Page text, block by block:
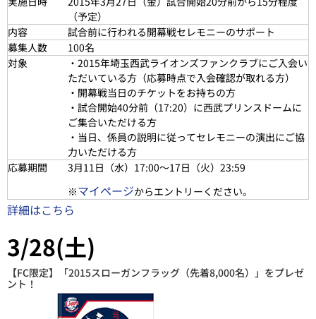
（予定）
内容
試合前に行われる開幕戦セレモニーのサポート
募集人数
100名
対象
・2015年埼玉西武ライオンズファンクラブにご入会い
ただいている方（応募時点で入会確認が取れる方）
・開幕戦当日のチケットをお持ちの方
・試合開始40分前（17:20）に西武プリンスドームに
ご集合いただける方
・当日、係員の説明に従ってセレモニーの演出にご協
力いただける方
応募期間
3月11日（水）17:00～17日（火）23:59
※マイページからエントリーください。
詳細はこちら
3/28(土)
【FC限定】「2015スローガンフラッグ（先着8,000名）」をプレゼ
ント！